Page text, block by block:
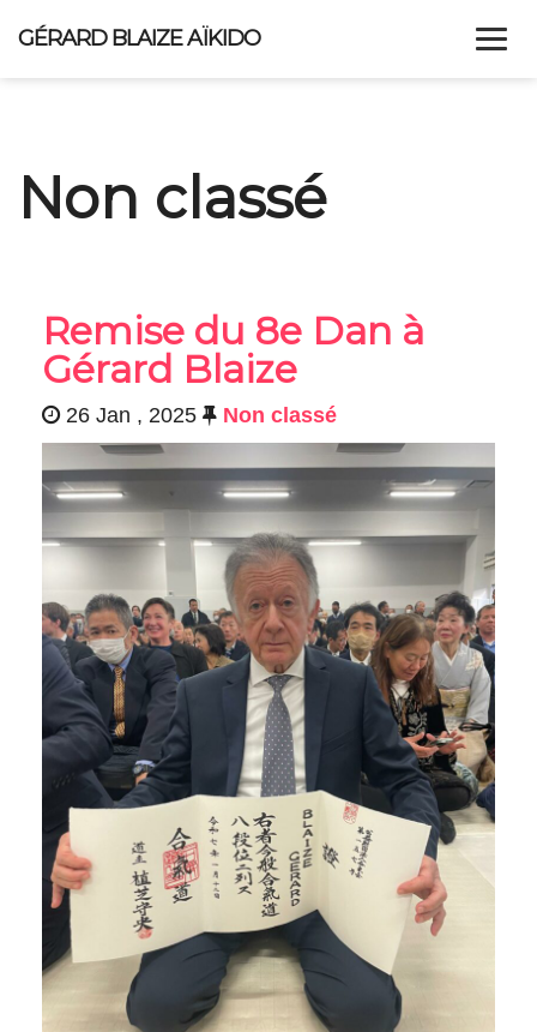
GÉRARD BLAIZE AÏKIDO
ALLER PLUS LOIN
Non classé
Remise du 8e Dan à
Gérard Blaize
26 Jan , 2025 Non classé